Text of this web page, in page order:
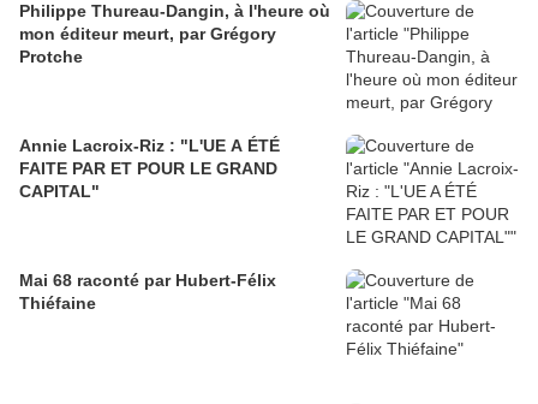
Philippe Thureau-Dangin, à l'heure où
mon éditeur meurt, par Grégory
Protche
Annie Lacroix-Riz : "L'UE A ÉTÉ
FAITE PAR ET POUR LE GRAND
CAPITAL"
Mai 68 raconté par Hubert-Félix
Thiéfaine